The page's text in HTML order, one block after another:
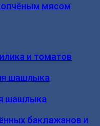
мясом
и томатов
шашлыка
шашлыка
баклажанов и